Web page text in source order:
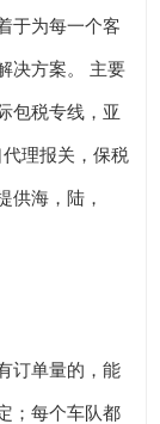
于为每一个客
决方案。 主要
包税专线，亚
理报关，保税
供海，陆，
订单量的，能
；每个车队都